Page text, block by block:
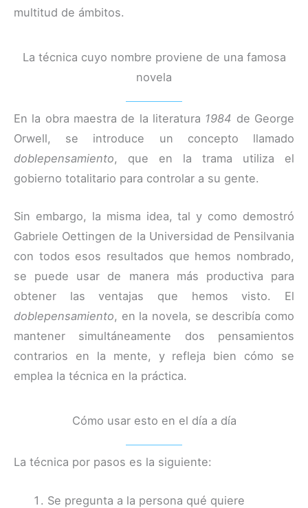
multitud de ámbitos.
La técnica cuyo nombre proviene de una famosa
novela
En la obra maestra de la literatura 1984 de George
Orwell, se introduce un concepto llamado
doblepensamiento, que en la trama utiliza el
gobierno totalitario para controlar a su gente.
Sin embargo, la misma idea, tal y como demostró
Gabriele Oettingen de la Universidad de Pensilvania
con todos esos resultados que hemos nombrado,
se puede usar de manera más productiva para
obtener las ventajas que hemos visto. El
doblepensamiento, en la novela, se describía como
mantener simultáneamente dos pensamientos
contrarios en la mente, y refleja bien cómo se
emplea la técnica en la práctica.
Cómo usar esto en el día a día
La técnica por pasos es la siguiente:
Se pregunta a la persona qué quiere